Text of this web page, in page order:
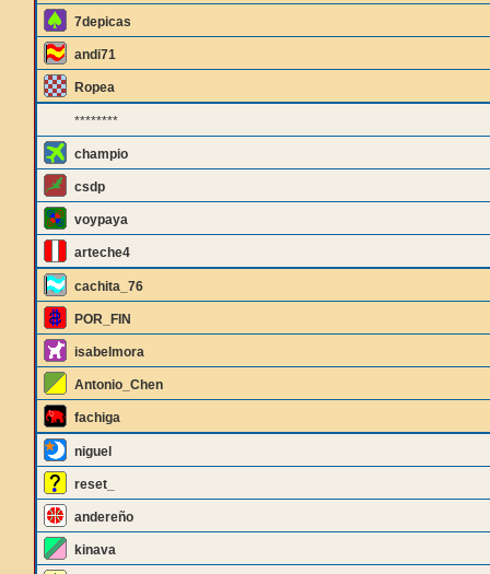
7depicas
andi71
Ropea
********
champio
csdp
voypaya
arteche4
cachita_76
POR_FIN
isabelmora
Antonio_Chen
fachiga
niguel
reset_
andereño
kinava